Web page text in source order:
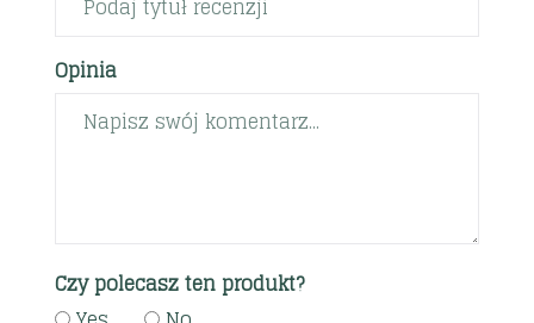
Opinia
Czy polecasz ten produkt?